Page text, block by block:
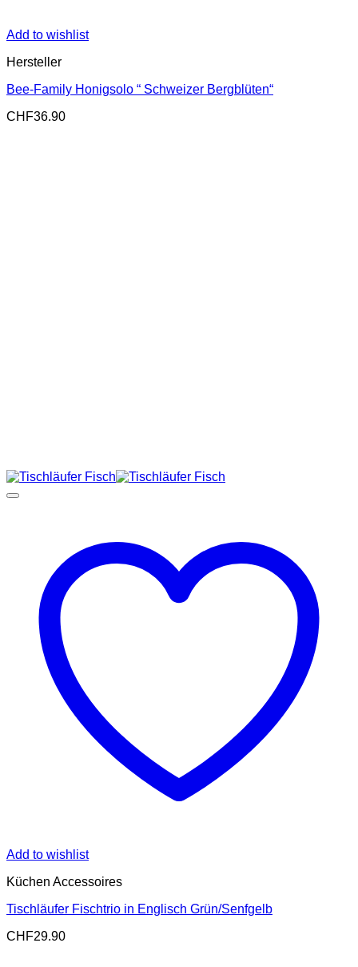
Add to wishlist
Hersteller
Bee-Family Honigsolo “ Schweizer Bergblüten“
CHF36.90
Add to wishlist
Küchen Accessoires
Tischläufer Fischtrio in Englisch Grün/Senfgelb
CHF29.90